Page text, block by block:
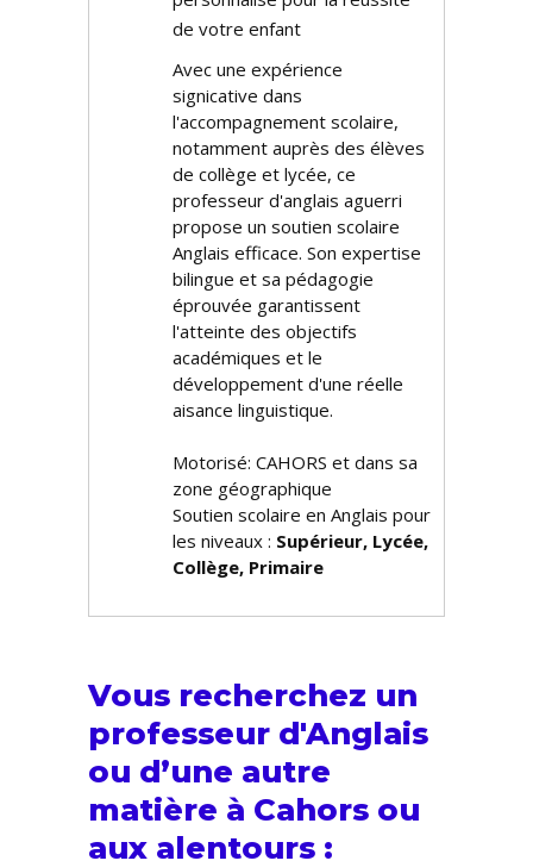
de votre enfant
Avec une expérience
significative dans
l'accompagnement scolaire,
notamment auprès des élèves
de collège et lycée, ce
professeur d'anglais aguerri
propose un soutien scolaire
Anglais efficace. Son expertise
bilingue et sa pédagogie
éprouvée garantissent
l'atteinte des objectifs
académiques et le
développement d'une réelle
aisance linguistique.
Motorisé: CAHORS et dans sa
zone géographique
Soutien scolaire en Anglais pour
les niveaux : Supérieur, Lycée,
Collège, Primaire
Vous recherchez un
professeur d'Anglais
ou d’une autre
matière à Cahors ou
aux alentours :